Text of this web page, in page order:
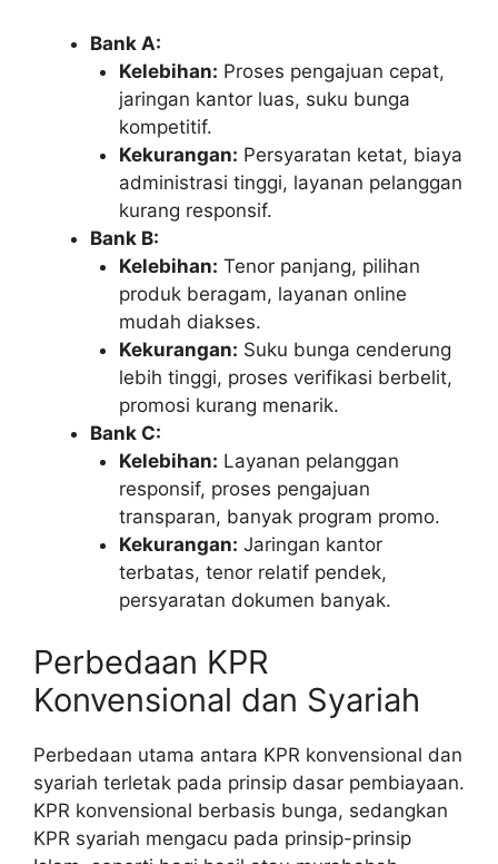
Bank A:
Kelebihan: Proses pengajuan cepat,
jaringan kantor luas, suku bunga
kompetitif.
Kekurangan: Persyaratan ketat, biaya
administrasi tinggi, layanan pelanggan
kurang responsif.
Bank B:
Kelebihan: Tenor panjang, pilihan
produk beragam, layanan online
mudah diakses.
Kekurangan: Suku bunga cenderung
lebih tinggi, proses verifikasi berbelit,
promosi kurang menarik.
Bank C:
Kelebihan: Layanan pelanggan
responsif, proses pengajuan
transparan, banyak program promo.
Kekurangan: Jaringan kantor
terbatas, tenor relatif pendek,
persyaratan dokumen banyak.
Perbedaan KPR
Konvensional dan Syariah
Perbedaan utama antara KPR konvensional dan
syariah terletak pada prinsip dasar pembiayaan.
KPR konvensional berbasis bunga, sedangkan
KPR syariah mengacu pada prinsip-prinsip